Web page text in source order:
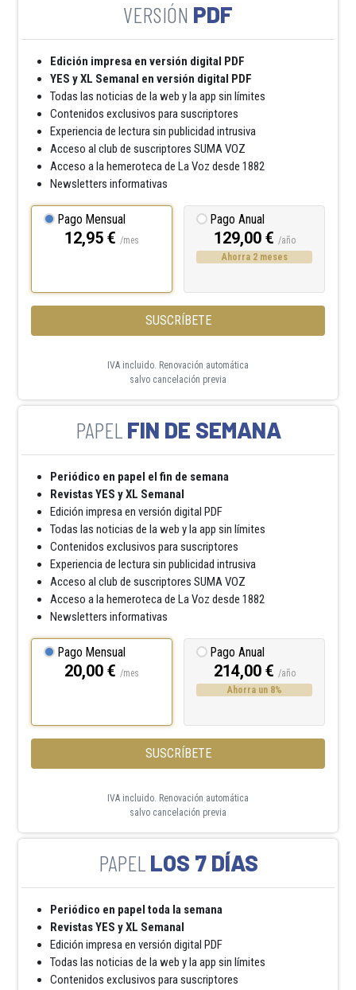
PDF
Edición impresa en versión digital PDF
YES y XL Semanal en versión digital PDF
Todas las noticias de la web y la app sin límites
Contenidos exclusivos para suscriptores
Experiencia de lectura sin publicidad intrusiva
Acceso al club de suscriptores SUMA VOZ
Acceso a la hemeroteca de La Voz desde 1882
Newsletters informativas
Pago Mensual
12,95 € /mes
Pago Anual
129,00 € /año
Ahorra 2 meses
SUSCRÍBETE
IVA incluido. Renovación automática
salvo cancelación previa
FIN DE SEMANA
Periódico en papel el fin de semana
Revistas YES y XL Semanal
Edición impresa en versión digital PDF
Todas las noticias de la web y la app sin límites
Contenidos exclusivos para suscriptores
Experiencia de lectura sin publicidad intrusiva
Acceso al club de suscriptores SUMA VOZ
Acceso a la hemeroteca de La Voz desde 1882
Newsletters informativas
Pago Mensual
20,00 € /mes
Pago Anual
214,00 € /año
Ahorra un 8%
SUSCRÍBETE
IVA incluido. Renovación automática
salvo cancelación previa
LOS 7 DÍAS
Periódico en papel toda la semana
Revistas YES y XL Semanal
Edición impresa en versión digital PDF
Todas las noticias de la web y la app sin límites
Contenidos exclusivos para suscriptores